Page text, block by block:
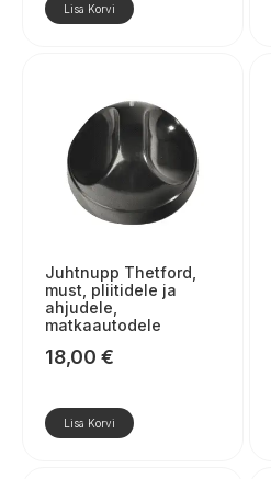
Lisa Korvi
Juhtnupp Thetford,
must, pliitidele ja
ahjudele,
matkaautodele
18,00 €
Lisa Korvi